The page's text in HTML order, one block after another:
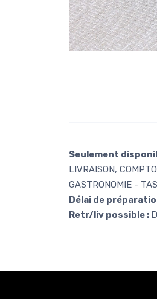
Seulement
LIVRAISON,
GASTRONOMIE -
Délai de
Retr/liv possible :